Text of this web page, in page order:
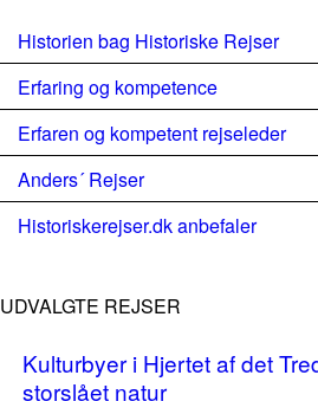
Historien bag Historiske Rejser
Erfaring og kompetence
Erfaren og kompetent rejseleder
Anders´ Rejser
Historiskerejser.dk anbefaler
UDVALGTE REJSER
Kulturbyer i Hjertet af det
storslået natur